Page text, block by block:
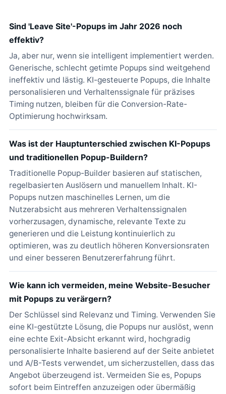
Sind 'Leave Site'-Popups im Jahr 2026 noch
effektiv?
Ja, aber nur, wenn sie intelligent implementiert werden.
Generische, schlecht getimte Popups sind weitgehend
ineffektiv und lästig. KI-gesteuerte Popups, die Inhalte
personalisieren und Verhaltenssignale für präzises
Timing nutzen, bleiben für die Conversion-Rate-
Optimierung hochwirksam.
Was ist der Hauptunterschied zwischen KI-Popups
und traditionellen Popup-Buildern?
Traditionelle Popup-Builder basieren auf statischen,
regelbasierten Auslösern und manuellem Inhalt. KI-
Popups nutzen maschinelles Lernen, um die
Nutzerabsicht aus mehreren Verhaltenssignalen
vorherzusagen, dynamische, relevante Texte zu
generieren und die Leistung kontinuierlich zu
optimieren, was zu deutlich höheren Konversionsraten
und einer besseren Benutzererfahrung führt.
Wie kann ich vermeiden, meine Website-Besucher
mit Popups zu verärgern?
Der Schlüssel sind Relevanz und Timing. Verwenden Sie
eine KI-gestützte Lösung, die Popups nur auslöst, wenn
eine echte Exit-Absicht erkannt wird, hochgradig
personalisierte Inhalte basierend auf der Seite anbietet
und A/B-Tests verwendet, um sicherzustellen, dass das
Angebot überzeugend ist. Vermeiden Sie es, Popups
sofort beim Eintreffen anzuzeigen oder übermäßig